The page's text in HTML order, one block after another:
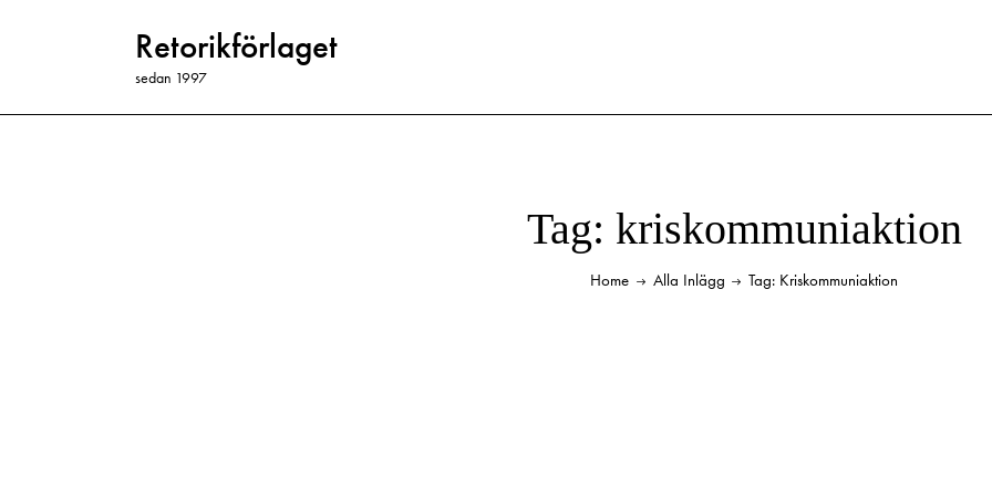
Retorikförlaget
sedan 1997
Tag: kriskommuniaktion
Home Alla Inlägg Tag: Kriskommuniaktion